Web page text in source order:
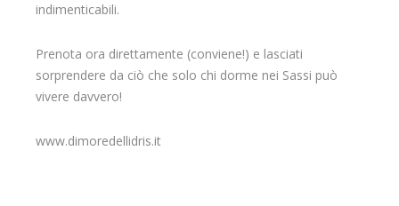
indimenticabili.
Prenota ora direttamente (conviene!) e lasciati
sorprendere da ciò che solo chi dorme nei Sassi può
vivere davvero!
www.dimoredellidris.it